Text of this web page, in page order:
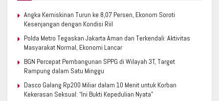
Angka Kemiskinan Turun ke 8,07 Persen, Ekonom Soroti
Kesenjangan dengan Kondisi Riil
Polda Metro Tegaskan Jakarta Aman dan Terkendali: Aktivitas
Masyarakat Normal, Ekonomi Lancar
BGN Percepat Pembangunan SPPG di Wilayah 3T, Target
Rampung dalam Satu Minggu
Dasco Galang Rp200 Miliar dalam 10 Menit untuk Korban
Kekerasan Seksual: “Ini Bukti Kepedulian Nyata”